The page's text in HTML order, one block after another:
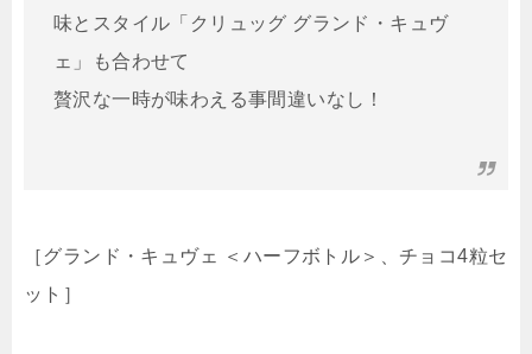
味とスタイル「クリュッグ グランド・キュヴ
ェ」も合わせて
贅沢な一時が味わえる事間違いなし！
［グランド・キュヴェ ＜ハーフボトル＞、チョコ4粒セ
ット］